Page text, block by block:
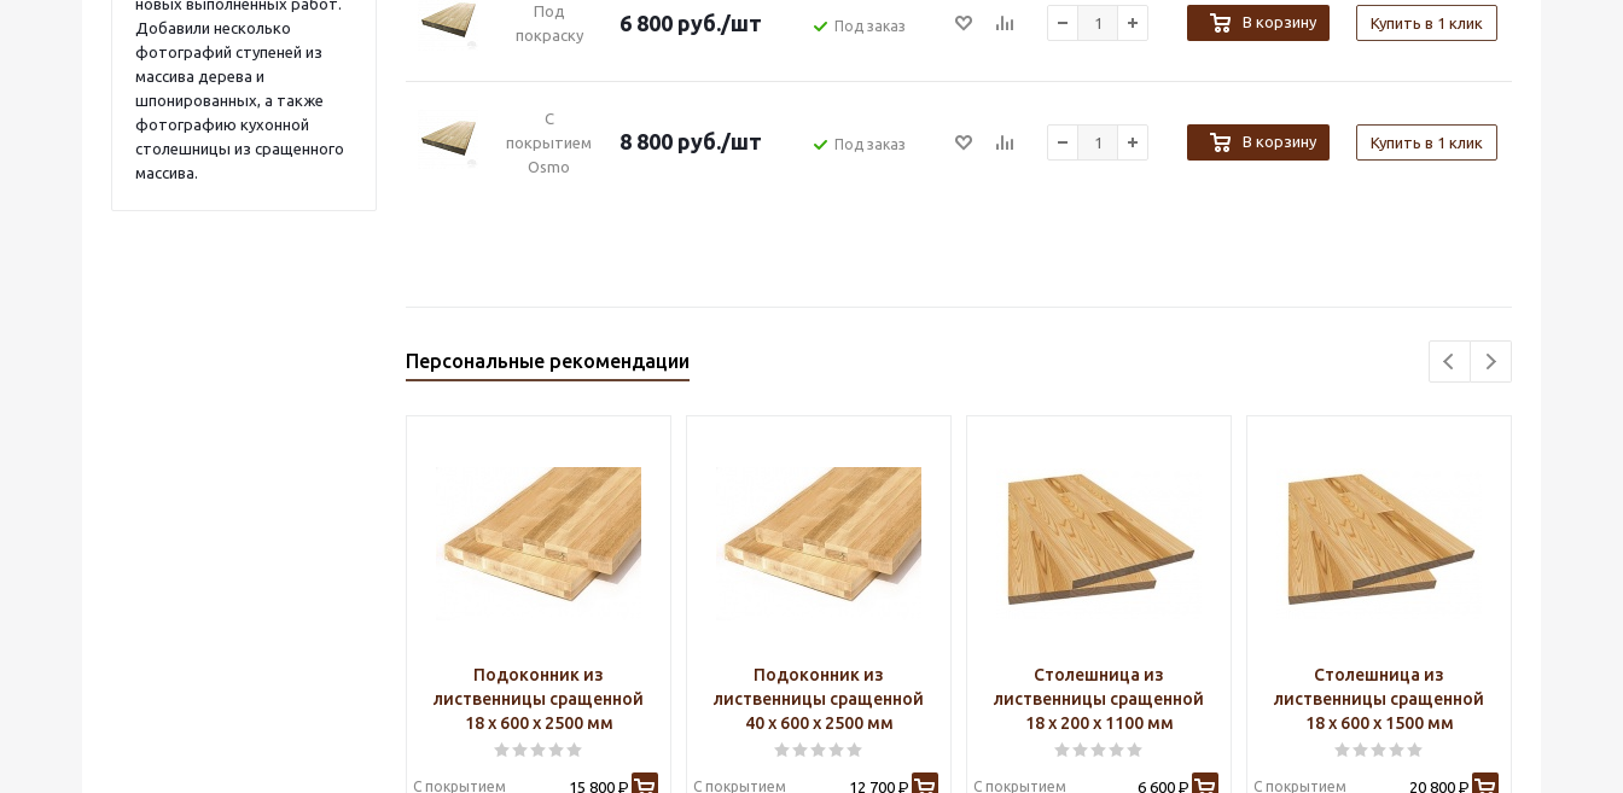
новых выполненных работ.
Добавили несколько
фотографий ступеней из
массива дерева и
шпонированных, а также
фотографию кухонной
столешницы из сращенного
массива.
Под
покраску
6 800 руб./шт Под заказ В корзину Купить в 1 клик
С
покрытием
Osmo
8 800 руб./шт Под заказ В корзину Купить в 1 клик
Персональные рекомендации
Подоконник из
лиственницы сращенной
18 х 600 х 2500 мм
С покрытием 15 800 Р
Подоконник из
лиственницы сращенной
40 х 600 х 2500 мм
С покрытием 12 700 Р
Столешница из
лиственницы сращенной
18 х 200 х 1100 мм
С покрытием 6 600 Р
Столешница из
лиственницы сращенной
18 х 600 х 1500 мм
С покрытием 20 800 Р